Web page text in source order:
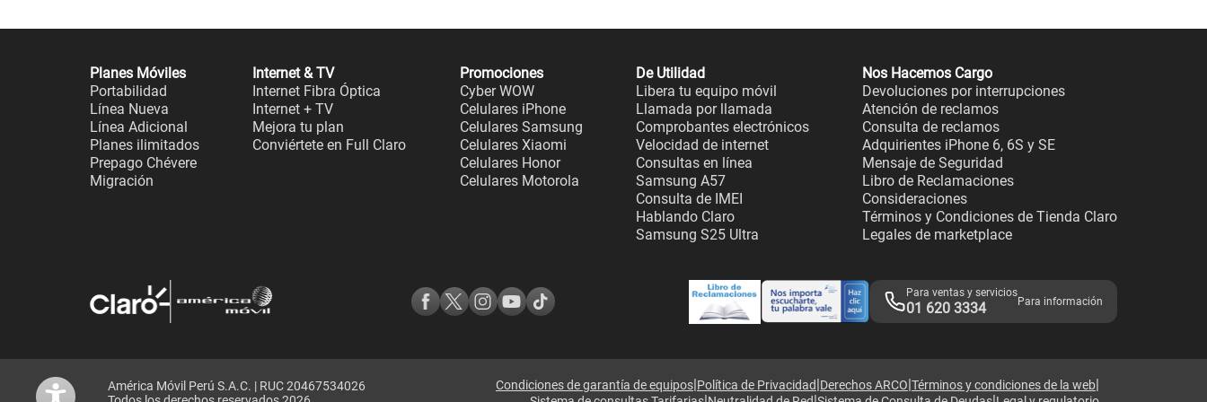
Planes Móviles
Portabilidad
Línea Nueva
Línea Adicional
Planes ilimitados
Prepago Chévere
Migración
Internet & TV
Internet Fibra Óptica
Internet + TV
Mejora tu plan
Conviértete en Full Claro
Promociones
Cyber WOW
Celulares iPhone
Celulares Samsung
Celulares Xiaomi
Celulares Honor
Celulares Motorola
De Utilidad
Libera tu equipo móvil
Llamada por llamada
Comprobantes electrónicos
Velocidad de internet
Consultas en línea
Samsung A57
Consulta de IMEI
Hablando Claro
Samsung S25 Ultra
Nos Hacemos Cargo
Devoluciones por interrupciones
Atención de reclamos
Consulta de reclamos
Adquirientes iPhone 6, 6S y SE
Mensaje de Seguridad
Libro de Reclamaciones
Consideraciones
Términos y Condiciones de Tienda Claro
Legales de marketplace
Para ventas y servicios
01 620 3334 Para información
América Móvil Perú S.A.C. | RUC 20467534026
Condiciones de garantía de equipos|Política de Privacidad|Derechos ARCO|Términos y condiciones de la web|